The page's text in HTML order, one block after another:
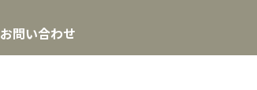
お問い合わせ